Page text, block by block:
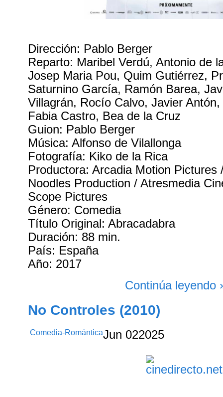
Dirección: Pablo Berger
Reparto: Maribel Verdú, Antonio de
Josep Maria Pou, Quim Gutiérrez,
Saturnino García, Ramón Barea,
Villagrán, Rocío Calvo, Javier
Fabia Castro, Bea de la Cruz
Guion: Pablo Berger
Música: Alfonso de Vilallonga
Fotografía: Kiko de la Rica
Productora: Arcadia Motion Pictures
Noodles Production / Atresmedia
Scope Pictures
Género: Comedia
Título Original: Abracadabra
Duración: 88 min.
País: España
Año: 2017
Continúa leyendo
No Controles (2010)
Comedia-RománticaJun 022025